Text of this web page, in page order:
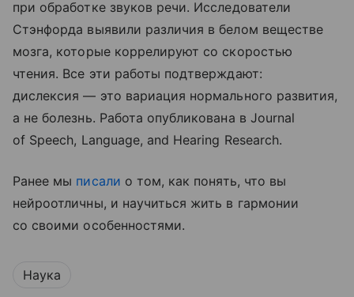
при обработке звуков речи. Исследователи
Стэнфорда выявили различия в белом веществе
мозга, которые коррелируют со скоростью
чтения. Все эти работы подтверждают:
дислексия — это вариация нормального развития,
а не болезнь. Работа опубликована в Journal
of Speech, Language, and Hearing Research.
Ранее мы писали о том, как понять, что вы
нейроотличны, и научиться жить в гармонии
со своими особенностями.
Наука